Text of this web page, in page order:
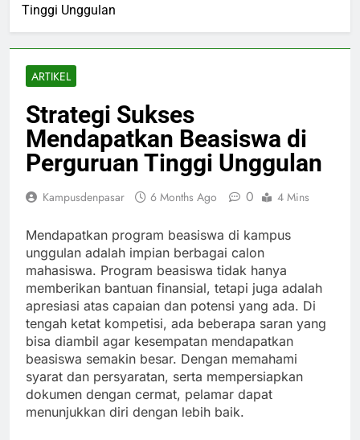
Tinggi Unggulan
ARTIKEL
Strategi Sukses
Mendapatkan Beasiswa di
Perguruan Tinggi Unggulan
Kampusdenpasar 6 Months Ago 0 4 Mins
Mendapatkan program beasiswa di kampus
unggulan adalah impian berbagai calon
mahasiswa. Program beasiswa tidak hanya
memberikan bantuan finansial, tetapi juga adalah
apresiasi atas capaian dan potensi yang ada. Di
tengah ketat kompetisi, ada beberapa saran yang
bisa diambil agar kesempatan mendapatkan
beasiswa semakin besar. Dengan memahami
syarat dan persyaratan, serta mempersiapkan
dokumen dengan cermat, pelamar dapat
menunjukkan diri dengan lebih baik.